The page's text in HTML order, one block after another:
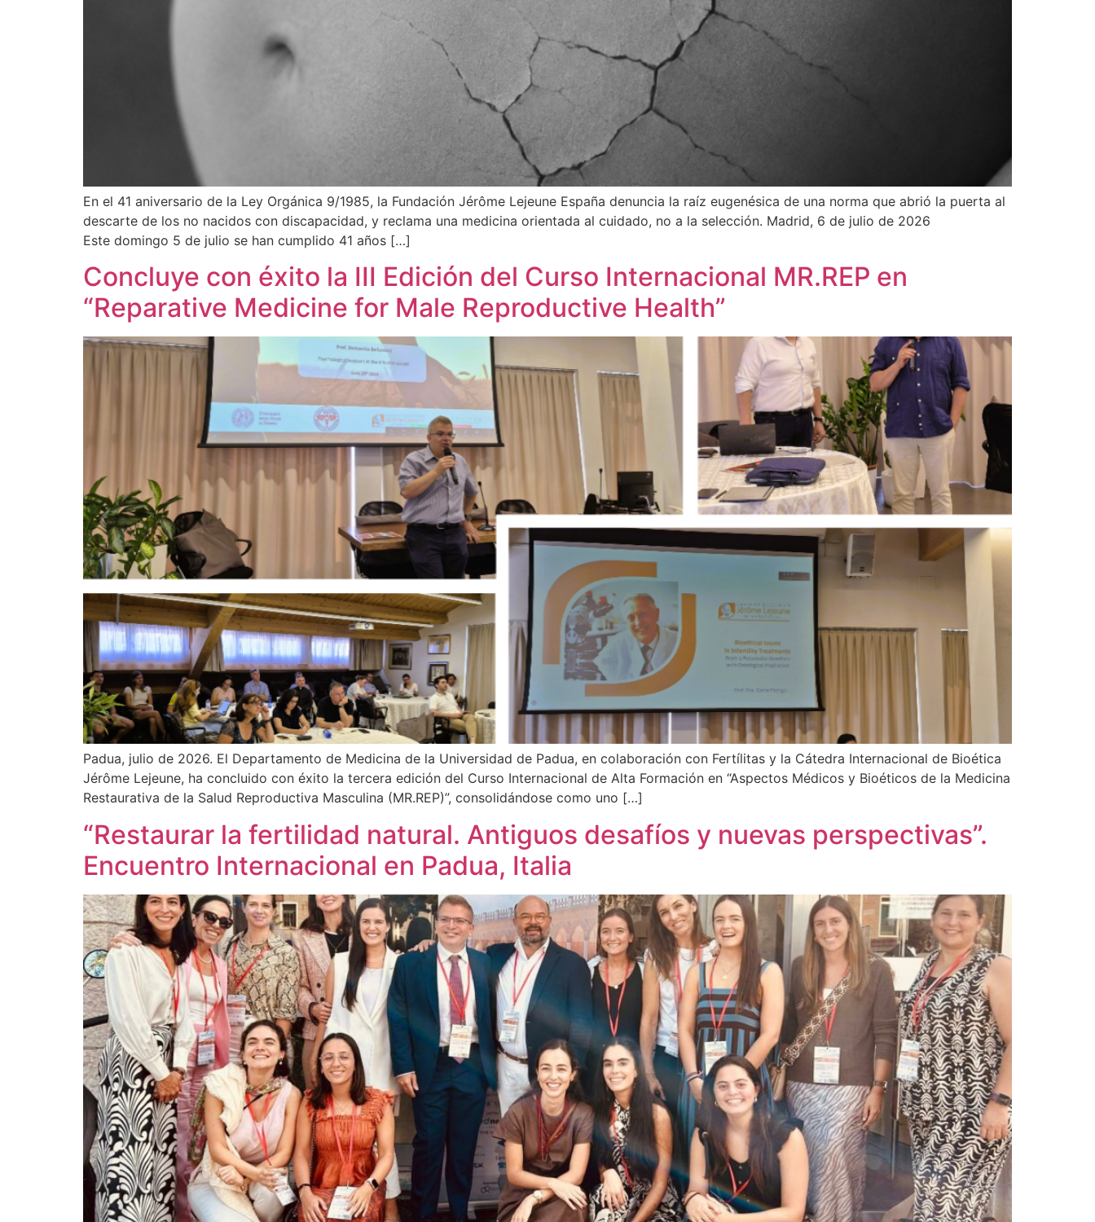
En el 41 aniversario de la Ley Orgánica 9/1985, la Fundación Jérôme Lejeune España denuncia la raíz eugenésica de una norma que abrió la puerta al
descarte de los no nacidos con discapacidad, y reclama una medicina orientada al cuidado, no a la selección. Madrid, 6 de julio de 2026
Este domingo 5 de julio se han cumplido 41 años […]
Concluye con éxito la III Edición del Curso Internacional MR.REP en
“Reparative Medicine for Male Reproductive Health”
Padua, julio de 2026. El Departamento de Medicina de la Universidad de Padua, en colaboración con Fertílitas y la Cátedra Internacional de Bioética
Jérôme Lejeune, ha concluido con éxito la tercera edición del Curso Internacional de Alta Formación en “Aspectos Médicos y Bioéticos de la Medicina
Restaurativa de la Salud Reproductiva Masculina (MR.REP)”, consolidándose como uno […]
“Restaurar la fertilidad natural. Antiguos desafíos y nuevas perspectivas”.
Encuentro Internacional en Padua, Italia